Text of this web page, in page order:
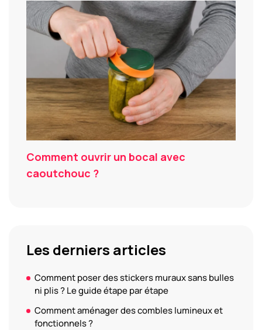
Comment ouvrir un bocal avec
caoutchouc ?
Les derniers articles
Comment poser des stickers muraux sans bulles
ni plis ? Le guide étape par étape
Comment aménager des combles lumineux et
fonctionnels ?